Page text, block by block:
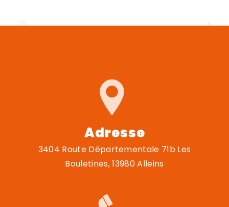
Adresse
3404 Route Départementale 71b Les
Bouletines, 13980 Alleins